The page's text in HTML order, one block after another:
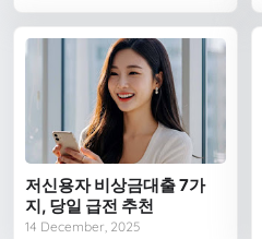
저신용자 비상금대출 7가
지, 당일 급전 추천
14 December, 2025